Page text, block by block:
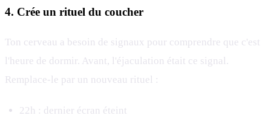
4. Crée un rituel du coucher
Ton cerveau a besoin de signaux pour comprendre que c'est
l'heure de dormir. Avant, l'éjaculation était ce signal.
Remplace-le par un nouveau rituel :
22h : dernier écran éteint